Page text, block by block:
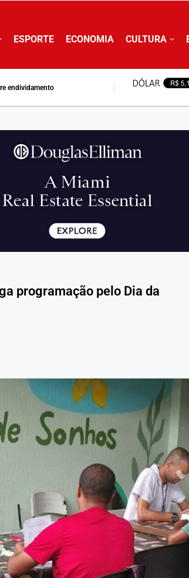
ESPORTE ECONOMIA CULTURA
endividamento
programação pelo Dia da